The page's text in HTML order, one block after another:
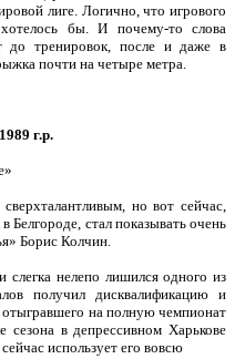
лиге. Логично, что игрового
бы. И почему-то слова
до тренировок, после и даже в
почти на четыре метра.
г.р.
но вот сейчас,
Белгороде, стал показывать очень
Борис Колчин.
слегка нелепо лишился одного из
получил дисквалификацию и
отыгравшего на полную чемпионат
в депрессивном Харькове
использует его вовсю